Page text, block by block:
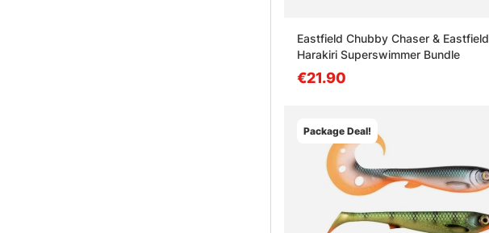
Eastfield Chubby Chaser & Eastfield
Harakiri Superswimmer Bundle
€21.90
Package Deal!